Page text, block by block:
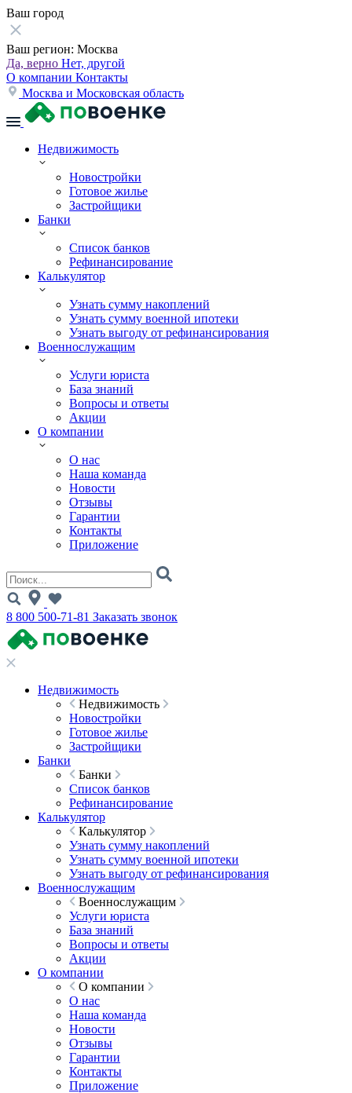
Ваш город
Ваш регион: Москва
Да, верно Нет, другой
О компании Контакты
Москва и Московская область
Недвижимость
Новостройки
Готовое жилье
Застройщики
Банки
Список банков
Рефинансирование
Калькулятор
Узнать сумму накоплений
Узнать сумму военной ипотеки
Узнать выгоду от рефинансирования
Военнослужащим
Услуги юриста
База знаний
Вопросы и ответы
Акции
О компании
О нас
Наша команда
Новости
Отзывы
Гарантии
Контакты
Приложение
8 800 500-71-81 Заказать звонок
Недвижимость
Недвижимость
Новостройки
Готовое жилье
Застройщики
Банки
Банки
Список банков
Рефинансирование
Калькулятор
Калькулятор
Узнать сумму накоплений
Узнать сумму военной ипотеки
Узнать выгоду от рефинансирования
Военнослужащим
Военнослужащим
Услуги юриста
База знаний
Вопросы и ответы
Акции
О компании
О компании
О нас
Наша команда
Новости
Отзывы
Гарантии
Контакты
Приложение